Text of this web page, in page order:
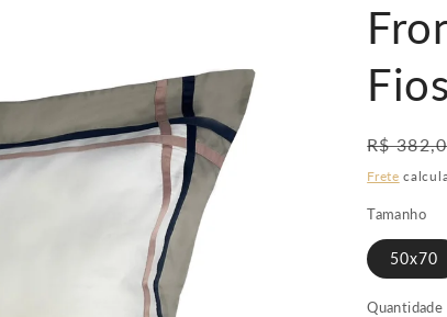
Fios
Preço
normal
R$
Frete
Tamanho
50x70
Quantidade